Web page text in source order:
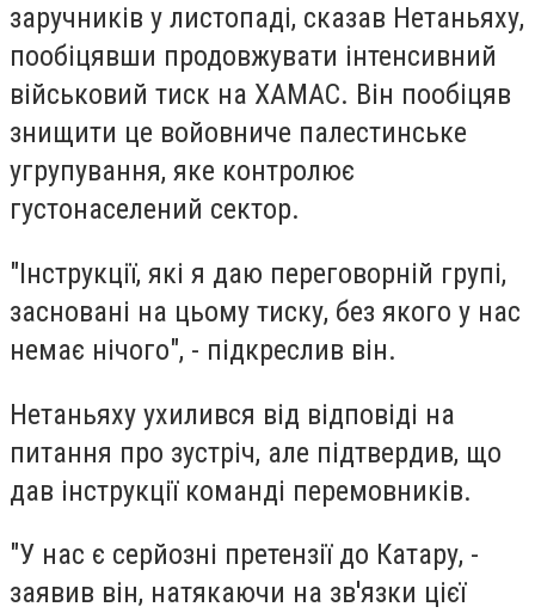
заручників у листопаді, сказав Нетаньяху,
пообіцявши продовжувати інтенсивний
військовий тиск на ХАМАС. Він пообіцяв
знищити це войовниче палестинське
угрупування, яке контролює
густонаселений сектор.
"Інструкції, які я даю переговорній групі,
засновані на цьому тиску, без якого у нас
немає нічого", - підкреслив він.
Нетаньяху ухилився від відповіді на
питання про зустріч, але підтвердив, що
дав інструкції команді перемовників.
"У нас є серйозні претензії до Катару, -
заявив він, натякаючи на зв'язки цієї